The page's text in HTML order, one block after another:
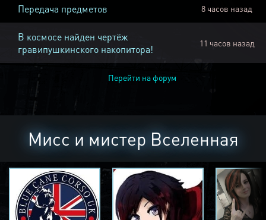
Передача предметов 8 часов назад
В космосе найден чертёж
гравипушкинского накопитора!
11 часов назад
Перейти на форум
Мисс и мистер Вселенная